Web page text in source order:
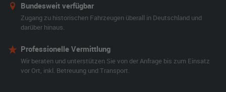
Bundesweit verfügbar
Zugang zu historischen Fahrzeugen überall in Deutschland und
darüber hinaus.
Professionelle Vermittlung
Wir beraten und unterstützen Sie von der Anfrage bis zum Einsatz
vor Ort, inkl. Betreuung und Transport.